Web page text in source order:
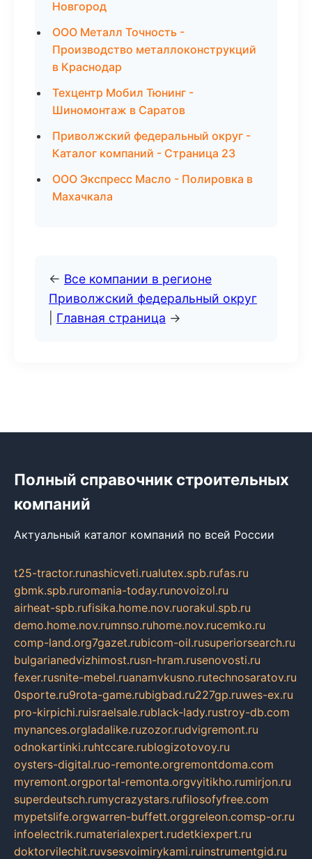
Новгород
ООО Металл Точность -
Производство металлоконструкций
в Краснодар
Техцентр Мобил Тюнинг -
Шиномонтаж в Саратов
Приволжский федеральный округ -
Каталог компаний - Страница 23
ООО Экспресс Масло - Полировка в
Махачкала
← Все компании в регионе
Приволжский федеральный округ
Главная страница →
Полный справочник строительных
компаний
Актуальный каталог компаний по всей России
t25-tractor.runashicveti.rualutex.spb.rufas.ru
gbmk.spb.ruromania-today.runovoizol.ru
airheat-spb.rufisika.home.nov.ruorakul.spb.ru
demo.home.nov.rumnso.ruhome.nov.rucemko.ru
comp-land.org7gazet.rubicom-oil.rusuperiorsearch.ru
bulgarianedvizhimost.rusn-hram.rusenovosti.ru
fexer.rusnite-mebel.ruanamvkusno.rutechnosaratov.ru
0sporte.ru9rota-game.rubigbad.ru227gp.ruwes-ex.ru
pro-kirpichi.ruisraelsale.rublack-lady.rustroy-db.com
mynances.orgladalike.ruzozor.rudvigremont.ru
odnokartinki.ruhtccare.rublogizotovoy.ru
oysters-digital.ruo-remonte.orgremontdoma.com
myremont.orgportal-remonta.orgvyitikho.rumirjon.ru
superdeutsch.rumycrazystars.rufilosofyfree.com
mypetslife.orgwarren-buffett.orggreleon.comsp-or.ru
infoelectrik.rumaterialexpert.rudetkiexpert.ru
doktorvilechit.ruvsesvoimirykami.ruinstrumentgid.ru